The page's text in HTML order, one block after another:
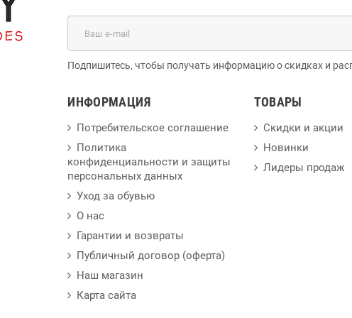
Подпишитесь, чтобы получать информацию о скидках и
ИНФОРМАЦИЯ
Потребительское соглашение
Политика
конфиденциальности и защиты
персональных данных
Уход за обувью
О нас
Гарантии и возвраты
Публичный договор (оферта)
Наш магазин
Карта сайта
ТОВАРЫ
Скидки и акции
Новинки
Лидеры продаж